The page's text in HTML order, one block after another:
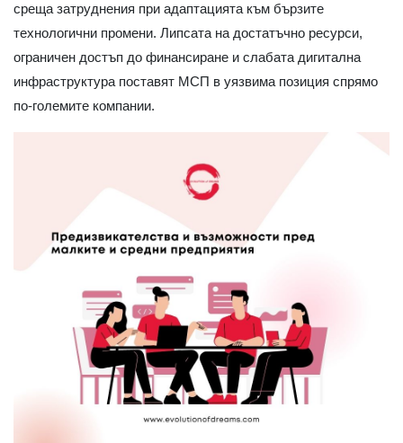
среща затруднения при адаптацията към бързите
технологични промени. Липсата на достатъчно ресурси,
ограничен достъп до финансиране и слабата дигитална
инфраструктура поставят МСП в уязвима позиция спрямо
по-големите компании.